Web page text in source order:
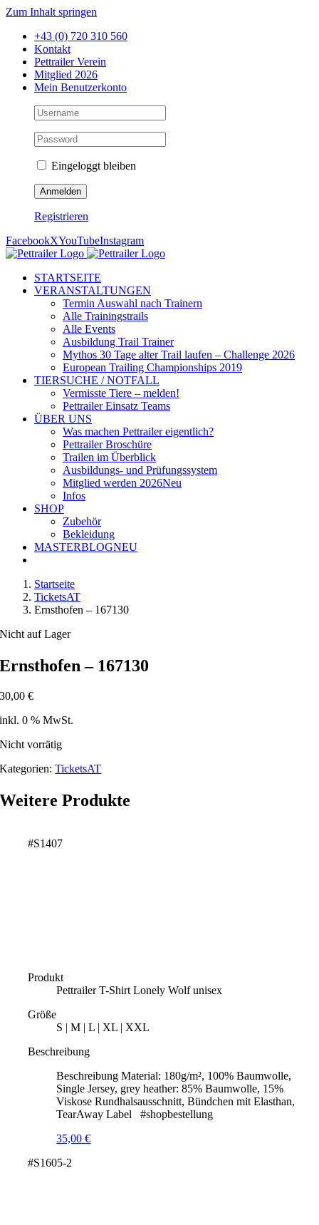
Zum Inhalt springen
+43 (0) 720 310 560
Kontakt
Pettrailer Verein
Mitglied 2026
Mein Benutzerkonto
Eingeloggt bleiben
Registrieren
FacebookXYouTubeInstagram
STARTSEITE
VERANSTALTUNGEN
Termin Auswahl nach Trainern
Alle Trainingstrails
Alle Events
Ausbildung Trail Trainer
Mythos 30 Tage alter Trail laufen – Challenge 2026
European Trailing Championships 2019
TIERSUCHE / NOTFALL
Vermisste Tiere – melden!
Pettrailer Einsatz Teams
ÜBER UNS
Was machen Pettrailer eigentlich?
Pettrailer Broschüre
Trailen im Überblick
Ausbildungs- und Prüfungssystem
Mitglied werden 2026Neu
Infos
SHOP
Zubehör
Bekleidung
MASTERBLOGNEU
Startseite
TicketsAT
Ernsthofen – 167130
Nicht auf Lager
Ernsthofen – 167130
30,00€
inkl. 0 % MwSt.
Nicht vorrätig
Kategorien:TicketsAT
Weitere Produkte
#S1407
Produkt
Pettrailer T-Shirt Lonely Wolf unisex
Größe
S | M | L | XL | XXL
Beschreibung
Beschreibung Material: 180g/m², 100% Baumwolle,
Single Jersey, grey heather: 85% Baumwolle, 15%
Viskose Rundhalsausschnitt, Bündchen mit Elasthan,
TearAway Label #shopbestellung
35,00€
#S1605-2